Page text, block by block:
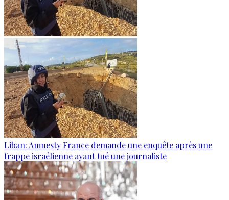
Liban: Amnesty France demande une enquête après une
frappe israélienne ayant tué une journaliste